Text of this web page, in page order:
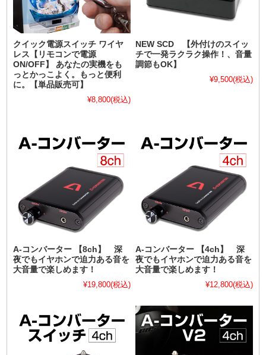
クイック電源スイッチ ワイヤ
レス【リモコンで電源
ON/OFF】 あなたの実機をも
っとかっこよく。もっと便利
に。【単品販売可】
¥8,800(税込)
NEW SCD 【外付けのスイッ
チで一発ラクラク操作！、音量
調節もOK】
¥9,500(税込)
A-コンバーター 【8ch】 深
夜でもイヤホンで迫力ある音を
大音量で楽しめます！
¥19,800(税込)
A-コンバーター 【4ch】 深
夜でもイヤホンで迫力ある音を
大音量で楽しめます！
¥12,800(税込)